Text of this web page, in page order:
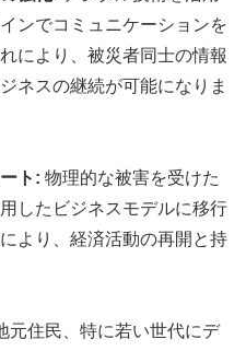
ンでコミュニケーションを
により、被災者同士の情報
ネスの継続が可能になりま
ト: 物理的な被害を受けた
したビジネスモデルに移行
より、経済活動の再開と持
元住民、特に若い世代にデ